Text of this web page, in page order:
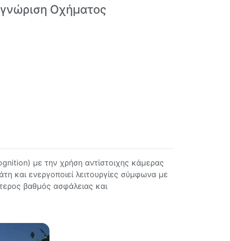
Οχήματος
με την χρήση αντίστοιχης κάμερας
και ενεργοποιεί λειτουργίες σύμφωνα με
βαθμός ασφάλειας και